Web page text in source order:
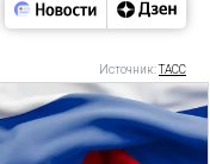
Источник:ТАСС